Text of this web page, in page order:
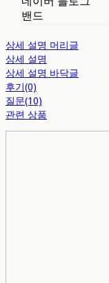
밴드
상세 설명 머리글
상세 설명
상세 설명 바닥글
후기(0)
질문(10)
관련 상품